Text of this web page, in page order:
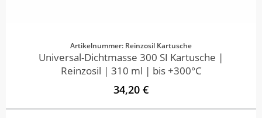
Artikelnummer: Reinzosil Kartusche
Universal-Dichtmasse 300 SI Kartusche |
Reinzosil | 310 ml | bis +300°C
34,20 €